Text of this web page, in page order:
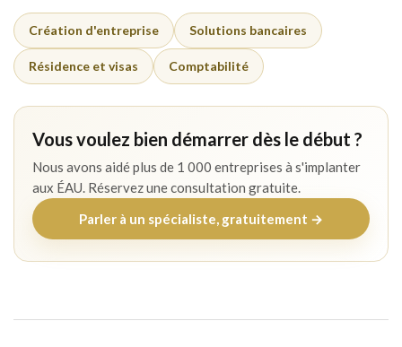
Création d'entreprise Solutions bancaires
Résidence et visas Comptabilité
Vous voulez bien démarrer dès le début ?
Nous avons aidé plus de 1 000 entreprises à s'implanter
aux ÉAU. Réservez une consultation gratuite.
Parler à un spécialiste, gratuitement →